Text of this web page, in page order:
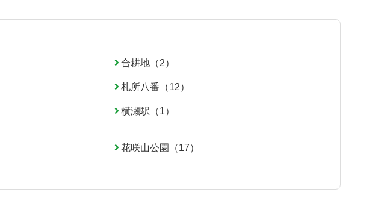
合耕地（2）
札所八番（12）
横瀬駅（1）
花咲山公園（17）